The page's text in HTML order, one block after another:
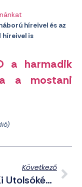
híreivel és az
is
a harmadik
a mostani
Következő
Ki Áll Ki Utolsóként A Népirtó Telepesek Mellett? Hát Persze, Hogy Szijjártó